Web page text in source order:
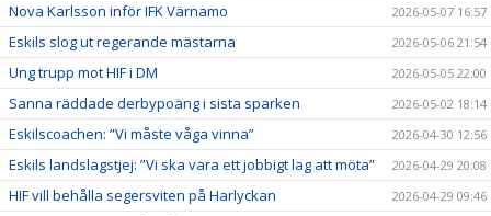
Nova Karlsson inför IFK Värnamo 2026-05-07 16:57
Eskils slog ut regerande mästarna 2026-05-06 21:54
Ung trupp mot HIF i DM 2026-05-05 22:00
Sanna räddade derbypoäng i sista sparken 2026-05-02 18:14
Eskilscoachen: ”Vi måste våga vinna” 2026-04-30 12:56
Eskils landslagstjej: ”Vi ska vara ett jobbigt lag att möta” 2026-04-29 20:08
HIF vill behålla segersviten på Harlyckan 2026-04-29 09:46